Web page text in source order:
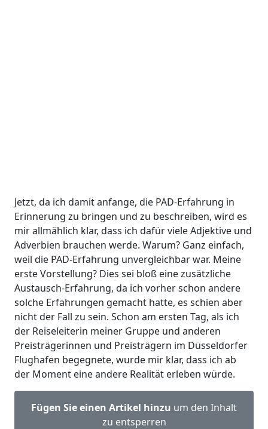
Jetzt, da ich damit anfange, die PAD-Erfahrung in
Erinnerung zu bringen und zu beschreiben, wird es
mir allmählich klar, dass ich dafür viele Adjektive und
Adverbien brauchen werde. Warum? Ganz einfach,
weil die PAD-Erfahrung unvergleichbar war. Meine
erste Vorstellung? Dies sei bloß eine zusätzliche
Austausch-Erfahrung, da ich vorher schon andere
solche Erfahrungen gemacht hatte, es schien aber
nicht der Fall zu sein. Schon am ersten Tag, als ich
der Reiseleiterin meiner Gruppe und anderen
Preisträgerinnen und Preisträgern im Düsseldorfer
Flughafen begegnete, wurde mir klar, dass ich ab
der Moment eine andere Realität erleben würde.
Fügen Sie einen Artikel hinzu um den Inhalt
zu entsperren